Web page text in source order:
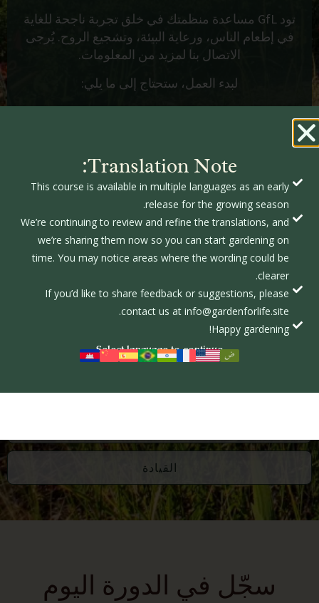
تود GfL مساعدة منظمتك في خلق تجربة ناجحة للغاية
في إطعام الناس، ورعاية البيئة، وتشجيع الروح. يُرجى
الاتصال بنا لمزيد من المعلومات.
لبدء العمل، ستحتاج إلى ما يلي:
القيادة
اختر موقعًا يتلقى على الأقل 6 ساعات من ضوء الشمس
المباشر.
إذا لم يكن لديك أرض خاصة بك، اطلب من صديق موثوق، أو
كنيسة، أو حديقة محلية، أو مدرسة، أو عمل إذا كان بإمكانك
وضع حديقتك على ممتلكاتهم مقابل رسوم أو حصة من
المحصول. اكتب اتفاقك.
إذا أمكن، حدد موقع حديقتك داخل منطقة مسيجة لإبعاد الآفات
اختر حجمًا كافيًا لزراعة الكمية التي تريد إنتاجها للمجتمع. ابدأ
صغيرًا وتوسع مع زيادة عدد المشاركين.
سجّل في الدورة اليوم
Translation Note:
This course is available in multiple languages as an early
release for the growing season.
We’re continuing to review and refine the translations, and
we’re sharing them now so you can start gardening on
time. You may notice areas where the wording could be
clearer.
If you’d like to share feedback or suggestions, please
contact us at info@gardenforlife.site.
Happy gardening!
Select language to continue